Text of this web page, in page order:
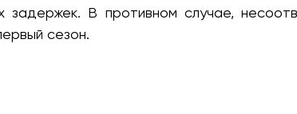
задержек. В противном случае,
сезон.